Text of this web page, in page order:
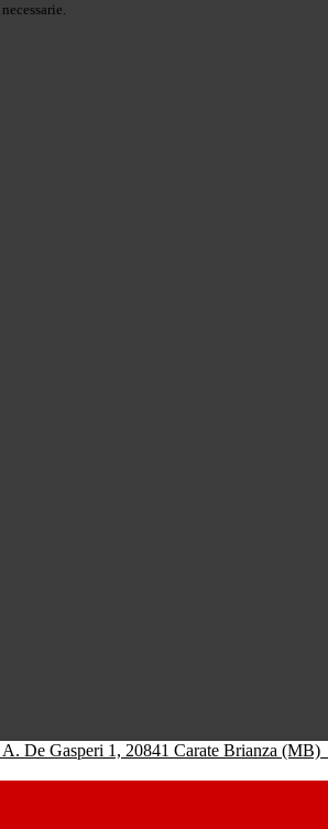
De Gasperi 1, 20841 Carate Brianza (MB)